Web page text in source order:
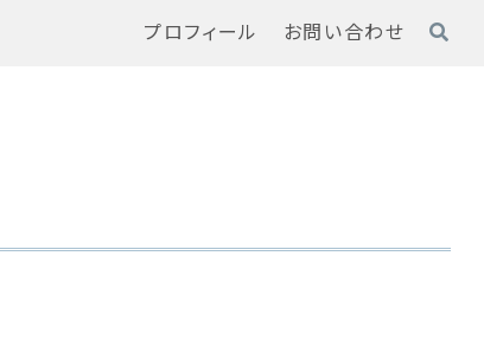
プロフィール お問い合わせ